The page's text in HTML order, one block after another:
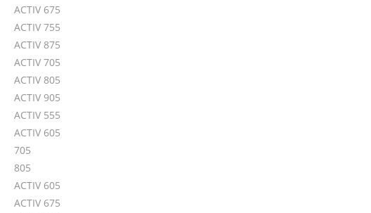
ACTIV 675
ACTIV 755
ACTIV 875
ACTIV 705
ACTIV 805
ACTIV 905
ACTIV 555
ACTIV 605
705
805
ACTIV 605
ACTIV 675